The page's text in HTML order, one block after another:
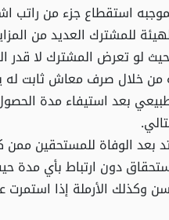
استقطاع جزء من راتب
للمشترك العديد من
لو تعرض المشترك لا قدر
من خلال صرف معاش ثابت له
بعد استيفاء مدة
بعد الوفاة للمستحقين
دون ارتباط بأي مدة
الأرملة إذا استمرت